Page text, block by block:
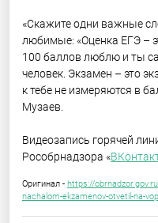
«Скажите одни важные
любимые: «Оценка ЕГЭ –
100 баллов люблю и ты
человек. Экзамен – это
к тебе не измеряются в
Музаев.
Видеозапись горячей
Рособрнадзора «
Оригинал - https://
nachalom-ekzamenov-otvetil-na-